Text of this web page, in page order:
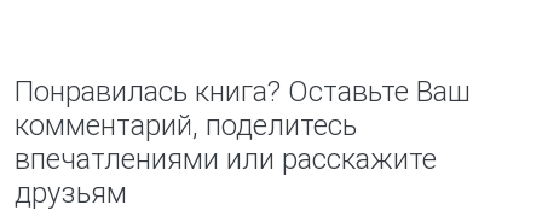
Понравилась книга? Оставьте Ваш
комментарий, поделитесь
впечатлениями или расскажите
друзьям